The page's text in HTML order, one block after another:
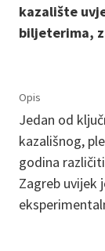
kazalište
biljeterima,
Opis
Jedan od
kazališnog,
godina
Zagreb uvijek